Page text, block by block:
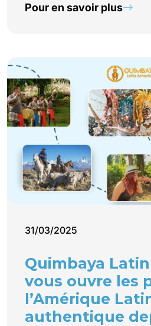
Pour en savoir plus
31/03/2025
Quimbaya
vous ouvre les
l’Amérique
authentique